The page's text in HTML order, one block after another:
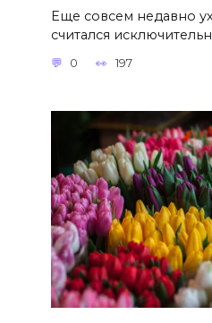
Еще совсем недавно
считался
0 197